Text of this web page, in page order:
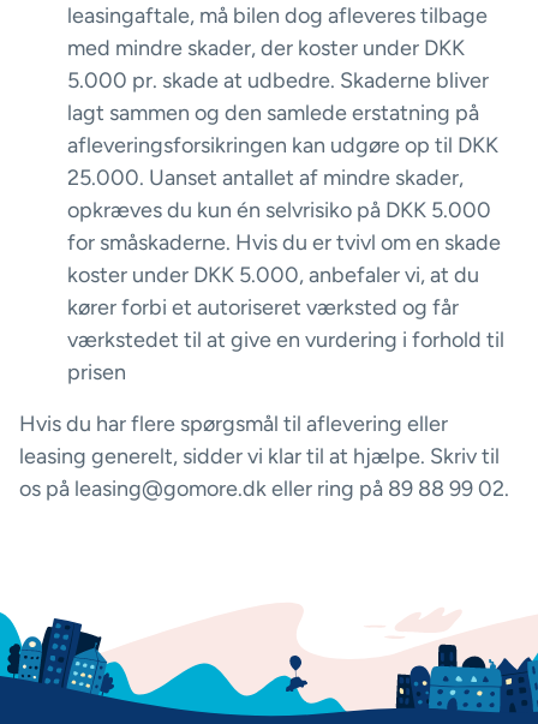
leasingaftale, må bilen dog afleveres tilbage
med mindre skader, der koster under DKK
5.000 pr. skade at udbedre. Skaderne bliver
lagt sammen og den samlede erstatning på
afleveringsforsikringen kan udgøre op til DKK
25.000. Uanset antallet af mindre skader,
opkræves du kun én selvrisiko på DKK 5.000
for småskaderne. Hvis du er tvivl om en skade
koster under DKK 5.000, anbefaler vi, at du
kører forbi et autoriseret værksted og får
værkstedet til at give en vurdering i forhold til
prisen
Hvis du har flere spørgsmål til aflevering eller
leasing generelt, sidder vi klar til at hjælpe. Skriv til
os på leasing@gomore.dk eller ring på 89 88 99 02.